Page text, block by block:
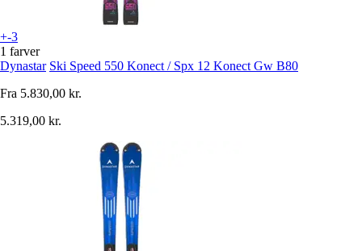
+-3
1 farver
Dynastar Ski Speed 550 Konect / Spx 12 Konect Gw B80
Fra 5.830,00 kr.
5.319,00 kr.